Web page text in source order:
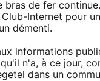
bras de fer
Club-Internet pour
démenti.
informations
n'a, à ce jour,
dans un